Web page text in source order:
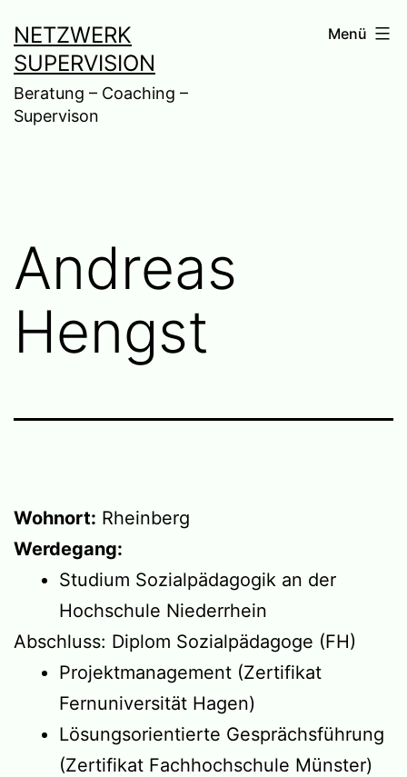
Inhalt
springen
NETZWERK
SUPERVISION
Beratung – Coaching –
Supervison
Menü
Andreas
Hengst
Wohnort: Rheinberg
Werdegang:
Studium Sozialpädagogik an der
Hochschule Niederrhein
Abschluss: Diplom Sozialpädagoge (FH)
Projektmanagement (Zertifikat
Fernuniversität Hagen)
Lösungsorientierte Gesprächsführung
(Zertifikat Fachhochschule Münster)